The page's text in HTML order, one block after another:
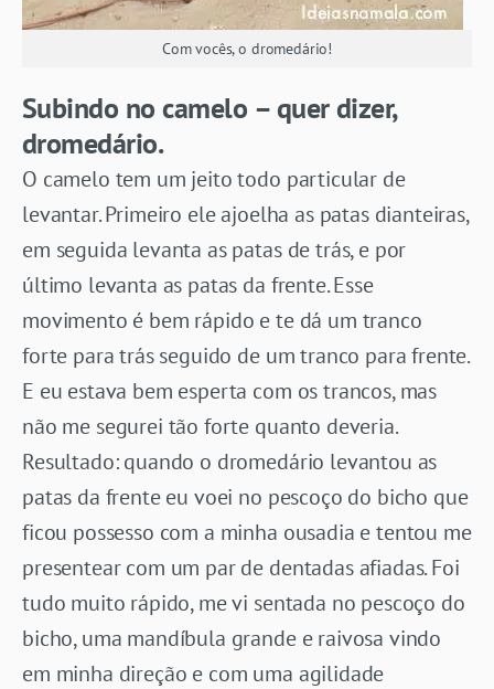
Com vocês, o dromedário!
Subindo no camelo – quer dizer,
dromedário.
O camelo tem um jeito todo particular de
levantar. Primeiro ele ajoelha as patas dianteiras,
em seguida levanta as patas de trás, e por
último levanta as patas da frente. Esse
movimento é bem rápido e te dá um tranco
forte para trás seguido de um tranco para frente.
E eu estava bem esperta com os trancos, mas
não me segurei tão forte quanto deveria.
Resultado: quando o dromedário levantou as
patas da frente eu voei no pescoço do bicho que
ficou possesso com a minha ousadia e tentou me
presentear com um par de dentadas afiadas. Foi
tudo muito rápido, me vi sentada no pescoço do
bicho, uma mandíbula grande e raivosa vindo
em minha direção e com uma agilidade